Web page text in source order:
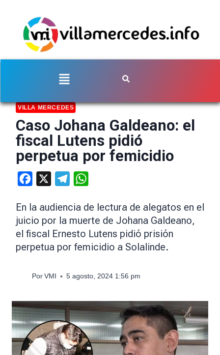
VILLA MERCEDES
Caso Johana Galdeano: el
fiscal Lutens pidió
perpetua por femicidio
Facebook Telegram
En la audiencia de lectura de alegatos en el
juicio por la muerte de Johana Galdeano,
el fiscal Ernesto Lutens pidió prisión
perpetua por femicidio a Solalinde.
Por VMI 5 agosto, 2024 1:56 pm